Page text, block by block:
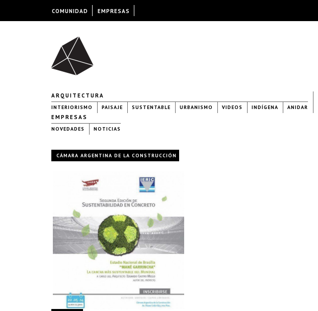
ARQUITECTURA
INTERIORISMO PAISAJE SUSTENTABLE URBANISMO VIDEOS INDÍGENA ANIDAR
EMPRESAS
NOVEDADES NOTICIAS
CÁMARA ARGENTINA DE LA CONSTRUCCIÓN
COMUNIDAD EMPRESAS